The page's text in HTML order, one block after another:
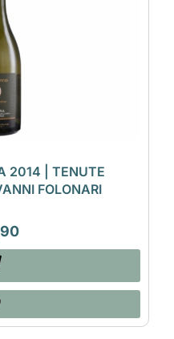
2014 | TENUTE
FOLONARI